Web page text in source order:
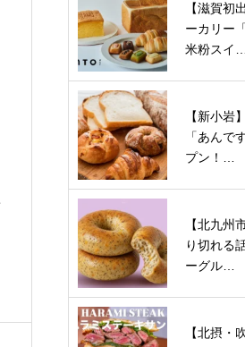
【滋賀初
ーカリー
米粉スイ…
【新小岩
「あんで
プン！…
【北九州
り切れる
ーグル…
【北摂・